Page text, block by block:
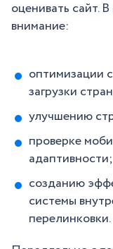
оценивать сайт.
внимание:
оптимизации
загрузки
улучшению
проверке
адаптивности;
созданию
системы
перелинковки.